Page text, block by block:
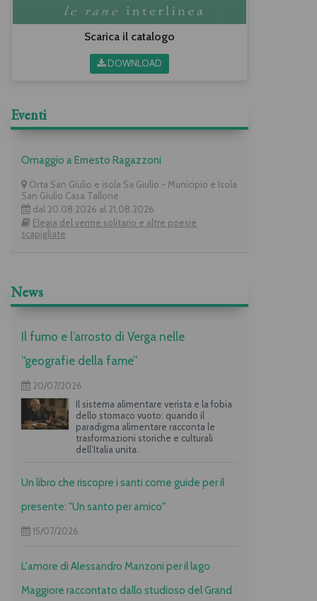
Scarica il catalogo
DOWNLOAD
Eventi
Omaggio a Ernesto Ragazzoni
Orta San Giulio e isola Sa Giulio - Municipio e Isola
San Giulio Casa Tallone
dal 20.08.2026 al 21.08.2026
Elegia del verme solitario e altre poesie
scapigliate
News
Il fumo e l’arrosto di Verga nelle
“geografie della fame”
20/07/2026
Il sistema alimentare verista e la fobia
dello stomaco vuoto: quando il
paradigma alimentare racconta le
trasformazioni storiche e culturali
dell’Italia unita.
Un libro che riscopre i santi come guide per il
presente: "Un santo per amico"
15/07/2026
L'amore di Alessandro Manzoni per il lago
Maggiore raccontato dallo studioso del Grand